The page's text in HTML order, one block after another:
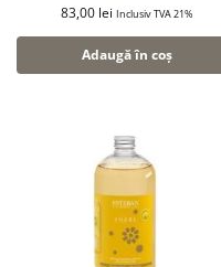
83,00 lei Inclusiv TVA 21%
Adaugă în coș